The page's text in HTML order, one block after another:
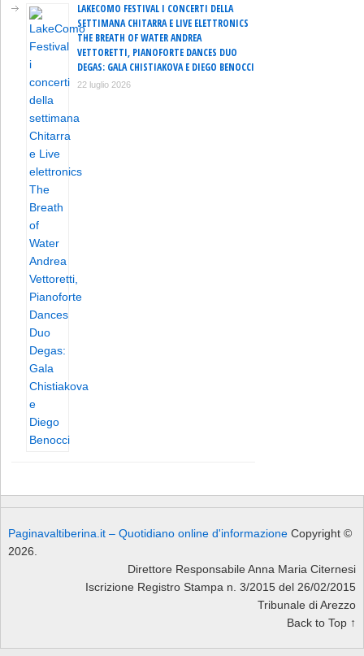
LAKECOMO FESTIVAL I CONCERTI DELLA
SETTIMANA CHITARRA E LIVE ELETTRONICS
THE BREATH OF WATER ANDREA
VETTORETTI, PIANOFORTE DANCES DUO
DEGAS: GALA CHISTIAKOVA E DIEGO BENOCCI
22 luglio 2026
Paginavaltiberina.it – Quotidiano online d'informazioneCopyright ©
2026.
Direttore Responsabile Anna Maria Citernesi
Iscrizione Registro Stampa n. 3/2015 del 26/02/2015
Tribunale di Arezzo
Back to Top ↑